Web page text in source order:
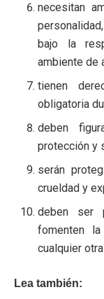
necesitan
bajo la
ambiente de
tienen
obligatoria
deben
protección y
serán
crueldad y
deben ser
fomenten
cualquier
Lea también: